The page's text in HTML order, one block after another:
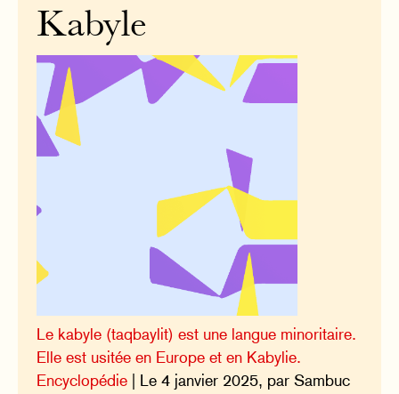
Kabyle
Le kabyle (taqbaylit) est une langue minoritaire.
Elle est usitée en Europe et en Kabylie.
Encyclopédie | Le 4 janvier 2025, par Sambuc